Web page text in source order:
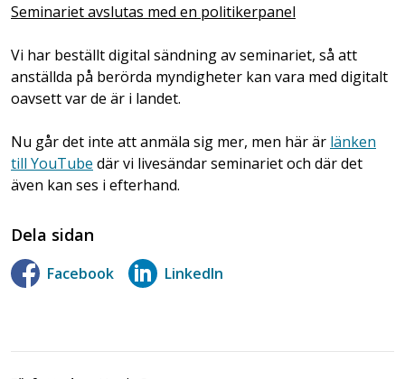
Seminariet avslutas med en politikerpanel
Vi har beställt digital sändning av seminariet, så att
anställda på berörda myndigheter kan vara med digitalt
oavsett var de är i landet.
Nu går det inte att anmäla sig mer, men här är länken
till YouTube där vi livesändar seminariet och där det
även kan ses i efterhand.
Dela sidan
Facebook LinkedIn